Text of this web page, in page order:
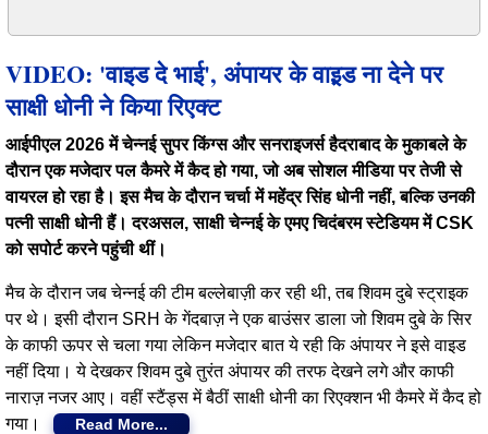
VIDEO: 'वाइड दे भाई', अंपायर के वाइ़़ड ना देने पर
साक्षी धोनी ने किया रिएक्ट
आईपीएल 2026 में चेन्नई सुपर किंग्स और सनराइजर्स हैदराबाद के मुकाबले के
दौरान एक मजेदार पल कैमरे में कैद हो गया, जो अब सोशल मीडिया पर तेजी से
वायरल हो रहा है। इस मैच के दौरान चर्चा में महेंद्र सिंह धोनी नहीं, बल्कि उनकी
पत्नी साक्षी धोनी हैं। दरअसल, साक्षी चेन्नई के एमए चिदंबरम स्टेडियम में CSK
को सपोर्ट करने पहुंची थीं।
मैच के दौरान जब चेन्नई की टीम बल्लेबाज़ी कर रही थी, तब शिवम दुबे स्ट्राइक
पर थे। इसी दौरान SRH के गेंदबाज़ ने एक बाउंसर डाला जो शिवम दुबे के सिर
के काफी ऊपर से चला गया लेकिन मजेदार बात ये रही कि अंपायर ने इसे वाइड
नहीं दिया। ये देखकर शिवम दुबे तुरंत अंपायर की तरफ देखने लगे और काफी
नाराज़ नजर आए। वहीं स्टैंड्स में बैठीं साक्षी धोनी का रिएक्शन भी कैमरे में कैद हो
गया।
Read More...